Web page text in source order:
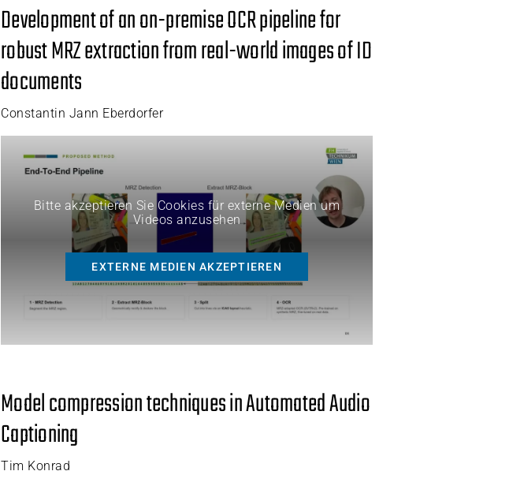
Development of an on-premise OCR pipeline for
robust MRZ extraction from real-world images of ID
documents
Constantin Jann Eberdorfer
Bitte akzeptieren Sie Cookies für externe Medien um
Videos anzusehen
EXTERNE MEDIEN AKZEPTIEREN
Model compression techniques in Automated Audio
Captioning
Tim Konrad